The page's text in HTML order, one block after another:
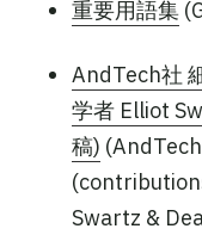
重要用語集
AndTech社
学者 Elliot
稿)
Swartz &